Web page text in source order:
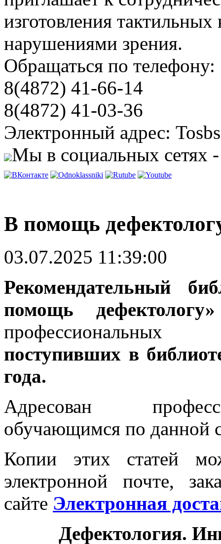
изготовления
нарушениями зрения.
Обращаться по телефону:
8(4872) 41-66-14
8(4872) 41-03-36
Электронный адрес:
Мы в социальных сетях
В помощь
03.07.2025 11:39:00
Рекомендательный
помощь дефектологу»
профессиональных
поступивших в
года.
Адресован
обучающимся по данной
Копии этих статей
электронной почте,
сайте Электронная
Дефектология.